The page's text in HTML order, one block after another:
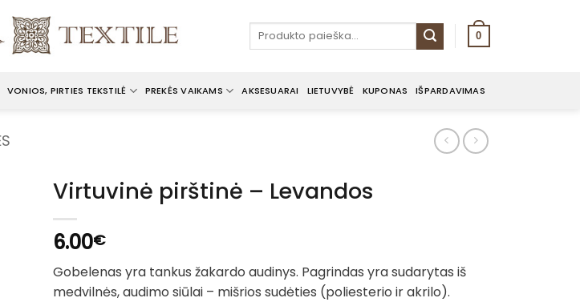
Ieškoti: 0
VONIOS, PIRTIES TEKSTILĖ PREKĖS VAIKAMS AKSESUARAI LIETUVYBĖ KUPONAS IŠPARDAVIMAS
Virtuvinė pirštinė – Levandos
6.00€
Gobelenas yra tankus žakardo audinys. Pagrindas yra sudarytas iš
medvilnės, audimo siūlai – mišrios sudėties (poliesterio ir akrilo).